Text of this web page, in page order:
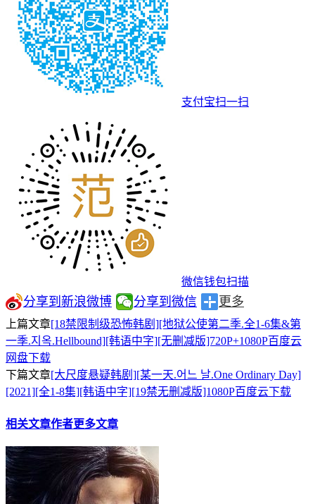
支付宝扫一扫
微信钱包扫描
分享到新浪微博 分享到微信 更多
上篇文章[18禁限制级恐怖韩剧][地狱公使第二季.全1-6集&第
一季.지옥.Hellbound][韩语中字][无删减版]720P+1080P百度云
网盘下载
下篇文章[大尺度悬疑韩剧][某一天.어느 날.One Ordinary Day]
[2021][全1-8集][韩语中字][19禁无删减版]1080P百度云下载
相关文章作者更多文章